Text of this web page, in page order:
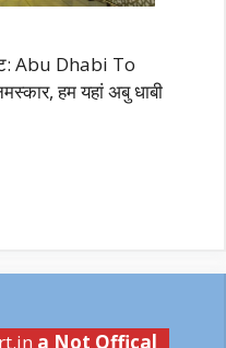
Abu Dhabi To
हम यहां अबु धाबी
a Not Offical